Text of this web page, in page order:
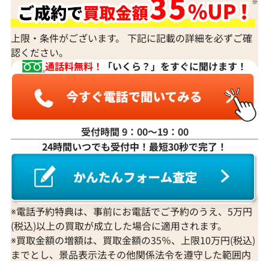
K18WG ダイヤモンド ネックレス 3.31ct
参考買取価格
1,274,000
2026年3月11日時点
K18 ダイヤモン
参考買取価格
2026年2月11日
上限・条件がございます。 下記に記載の詳細を必ずご確
認ください。
通話料無料！
「いくら？」をすぐに聞けます！
受付時間 9：00〜19：00
24時間いつでも受付中！最短30秒で完了！
※電話予約特典は、事前にお電話でご予約のうえ、5万円
(税込)以上の買取が成立した場合に適用されます。
※買取金額の増額は、買取金額の35％、上限10万円(税込)
までとし、景品表示法その他関係法令を遵守した範囲内